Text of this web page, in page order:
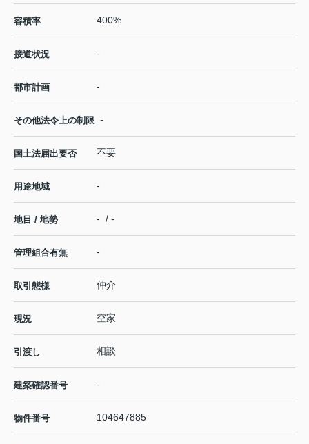
容積率 400%
接道状況 -
都市計画 -
その他法令上の制限 -
国土法届出要否 不要
用途地域 -
地目 / 地勢 - / -
管理組合有無 -
取引態様 仲介
現況 空家
引渡し 相談
建築確認番号 -
物件番号 104647885